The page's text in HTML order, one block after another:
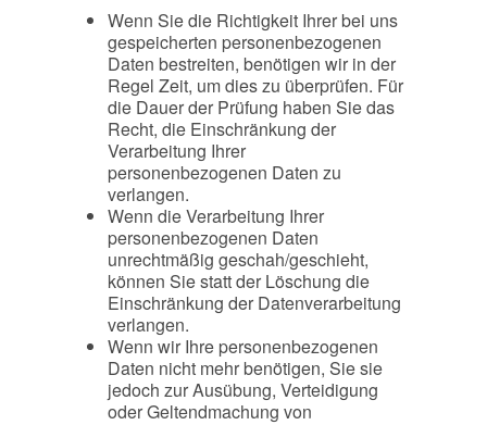
Wenn Sie die Richtigkeit Ihrer bei uns
gespeicherten personenbezogenen
Daten bestreiten, benötigen wir in der
Regel Zeit, um dies zu überprüfen. Für
die Dauer der Prüfung haben Sie das
Recht, die Einschränkung der
Verarbeitung Ihrer
personenbezogenen Daten zu
verlangen.
Wenn die Verarbeitung Ihrer
personenbezogenen Daten
unrechtmäßig geschah/geschieht,
können Sie statt der Löschung die
Einschränkung der Datenverarbeitung
verlangen.
Wenn wir Ihre personenbezogenen
Daten nicht mehr benötigen, Sie sie
jedoch zur Ausübung, Verteidigung
oder Geltendmachung von